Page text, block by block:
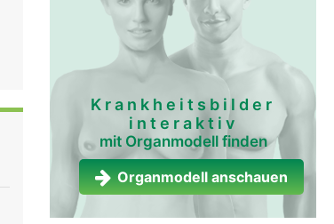
Krankheitsbilder
interaktiv
mit Organmodell finden
Organmodell anschauen